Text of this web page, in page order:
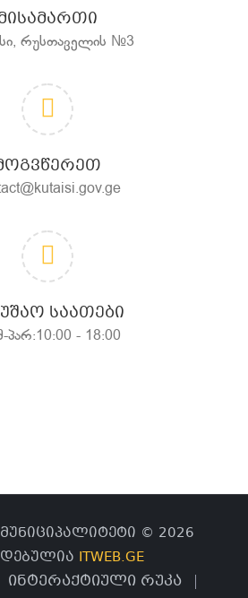
რუსთაველის №3
ᲡᲐᲐᲗᲔᲑᲘ
პარ:10:00 - 18:00
© 2026
ITWEB.GE
ინტერაქტიული რუკა